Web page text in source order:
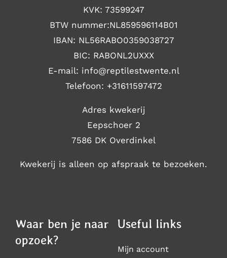
KVK: 73599247
BTW nummer:NL859596114B01
IBAN: NL56RABO0359038727
BIC: RABONL2UXXX
E-mail: info@reptilestwente.nl
Telefoon: +31611597472
Adres kwekerij
Eepschoer 2
7586 DK Overdinkel
Kwekerij is alleen op afspraak te bezoeken.
Waar ben je naar
opzoek?
Useful links
Mijn account